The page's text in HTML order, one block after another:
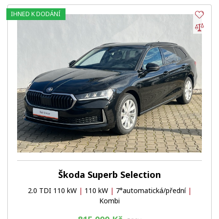
Škoda Superb Selection
2.0 TDI 110 kW | 110 kW | 7°automatická/přední |
Kombi
IHNED K DODÁNÍ